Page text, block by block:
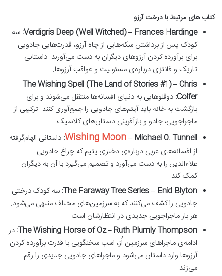
کتاب های مرتبط با درخت آرزو
Verdigris Deep (Well Witched) – Frances Hardinge: سه
کودک پس از برداشتن سکه‌هایی از چاه آرزو، قدرت‌هایی جادویی
برای برآورده کردن آرزوهای دیگران به دست می‌آورند. داستانی
تاریک و فانتزی درباره‌ی مسئولیت و عواقب آرزوها.
The Wishing Spell (The Land of Stories #1) – Chris
Colfer: دوقلوهایی به دنیای افسانه‌ها منتقل می‌شوند و برای
بازگشت به خانه باید آیتم‌های جادویی را جمع‌آوری کنند. ترکیبی از
ماجراجویی، جادو و بازآفرینی داستان‌های کلاسیک.
Wishing Moon– Michael O. Tunnell:
داستانی الهام‌گرفته
از افسانه‌های عربی درباره‌ی دختری یتیم که چراغ جادویی
علاءالدین را به دست می‌آورد و تصمیم می‌گیرد با آن به دیگران
کمک کند.
The Faraway Tree Series – Enid Blyton: سه کودک درختی
جادویی را کشف می‌کنند که به سرزمین‌های مختلف منتهی می‌شود.
هر بار ماجراجویی جدیدی در انتظارشان است.
The Wishing Horse of Oz – Ruth Plumly Thompson: در
ادامه‌ی ماجراهای سرزمین اُز، اسب سخنگویی با قدرت برآورده کردن
آرزوها وارد داستان می‌شود و ماجراهای جادویی جدیدی را رقم
می‌زند.